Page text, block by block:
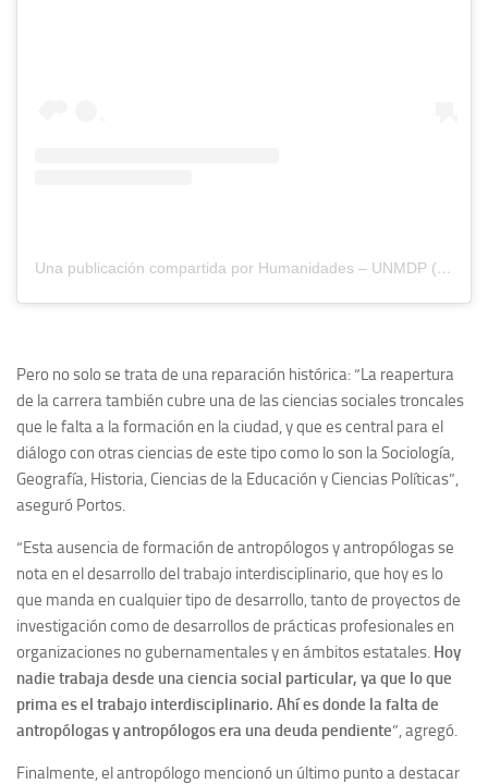
Una publicación compartida por Humanidades – UNMDP (@fhunmdp)
Pero no solo se trata de una reparación histórica: “La reapertura
de la carrera también cubre una de las ciencias sociales troncales
que le falta a la formación en la ciudad, y que es central para el
diálogo con otras ciencias de este tipo como lo son la Sociología,
Geografía, Historia, Ciencias de la Educación y Ciencias Políticas”,
aseguró Portos.
“Esta ausencia de formación de antropólogos y antropólogas se
nota en el desarrollo del trabajo interdisciplinario, que hoy es lo
que manda en cualquier tipo de desarrollo, tanto de proyectos de
investigación como de desarrollos de prácticas profesionales en
organizaciones no gubernamentales y en ámbitos estatales. Hoy
nadie trabaja desde una ciencia social particular, ya que lo que
prima es el trabajo interdisciplinario. Ahí es donde la falta de
antropólogas y antropólogos era una deuda pendiente”, agregó.
Finalmente, el antropólogo mencionó un último punto a destacar